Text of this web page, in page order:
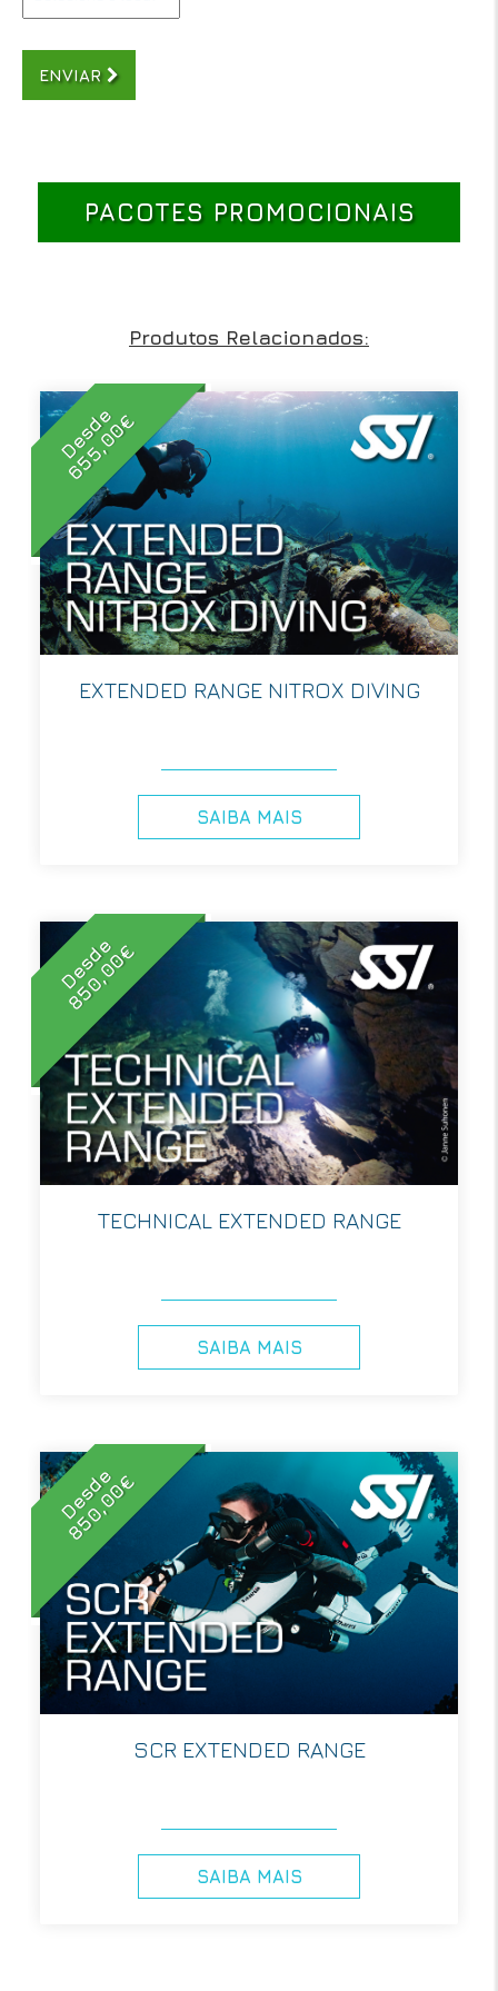
ENVIAR
PACOTES PROMOCIONAIS
Produtos Relacionados:
Desde
655,00€
EXTENDED RANGE NITROX DIVING
SAIBA MAIS
Desde
850,00€
TECHNICAL EXTENDED RANGE
SAIBA MAIS
Desde
850,00€
SCR EXTENDED RANGE
SAIBA MAIS